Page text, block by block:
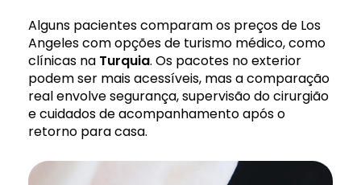
Alguns pacientes comparam os preços de Los
Angeles com opções de turismo médico, como
clínicas na Turquia. Os pacotes no exterior
podem ser mais acessíveis, mas a comparação
real envolve segurança, supervisão do cirurgião
e cuidados de acompanhamento após o
retorno para casa.